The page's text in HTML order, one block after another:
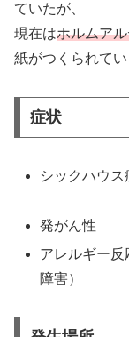
ていたが、
現在はホルムア
紙がつくられてい
症状
シックハウ
発がん性
アレルギー
障害）